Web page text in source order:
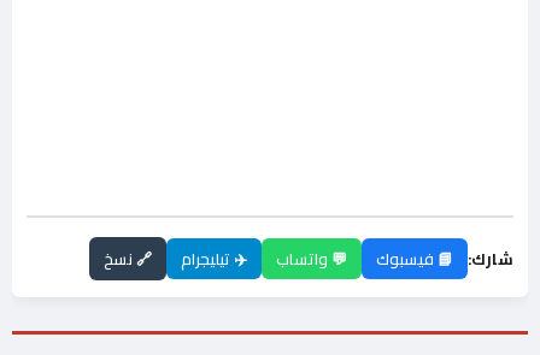
شارك: 📘 فيسبوك 💬 واتساب ✈️ تيليجرام 🔗 نسخ